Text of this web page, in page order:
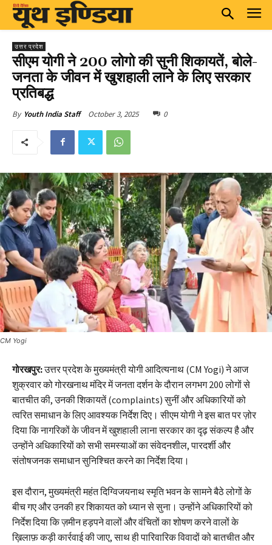
उत्तर प्रदेश
सीएम योगी ने 200 लोगो की सुनी शिकायतें, बोले-
जनता के जीवन में खुशहाली लाने के लिए सरकार
प्रतिबद्ध
By Youth India Staff October 3, 2025 0
CM Yogi
गोरखपुर:उत्तर प्रदेश के मुख्यमंत्री योगी आदित्यनाथ (CM Yogi) ने आज
शुक्रवार को गोरखनाथ मंदिर में जनता दर्शन के दौरान लगभग 200 लोगों से
बातचीत की, उनकी शिकायतें (complaints) सुनीं और अधिकारियों को
त्वरित समाधान के लिए आवश्यक निर्देश दिए। सीएम योगी ने इस बात पर ज़ोर
दिया कि नागरिकों के जीवन में खुशहाली लाना सरकार का दृढ़ संकल्प है और
उन्होंने अधिकारियों को सभी समस्याओं का संवेदनशील, पारदर्शी और
संतोषजनक समाधान सुनिश्चित करने का निर्देश दिया।
इस दौरान, मुख्यमंत्री महंत दिग्विजयनाथ स्मृति भवन के सामने बैठे लोगों के
बीच गए और उनकी हर शिकायत को ध्यान से सुना। उन्होंने अधिकारियों को
निर्देश दिया कि ज़मीन हड़पने वालों और वंचितों का शोषण करने वालों के
ख़िलाफ़ कड़ी कार्रवाई की जाए, साथ ही पारिवारिक विवादों को बातचीत और